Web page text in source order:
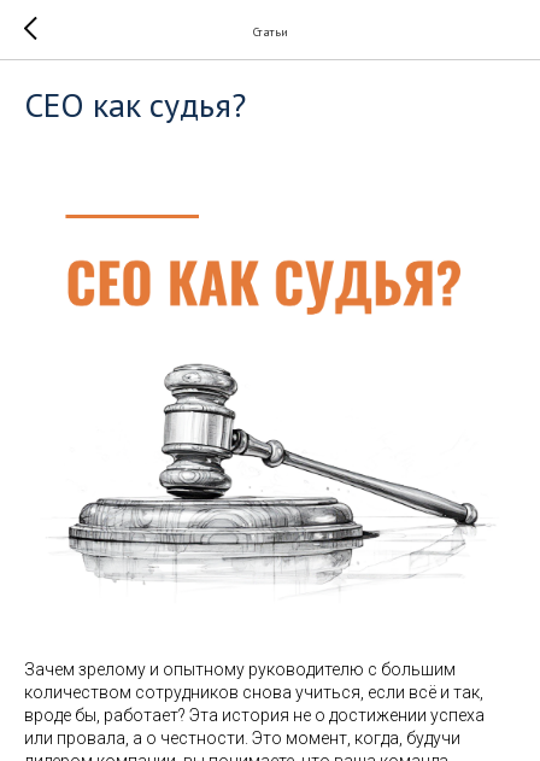
Статьи
CEO как судья?
Зачем зрелому и опытному руководителю с большим
количеством сотрудников снова учиться, если всё и так,
вроде бы, работает? Эта история не о достижении успеха
или провала, а о честности. Это момент, когда, будучи